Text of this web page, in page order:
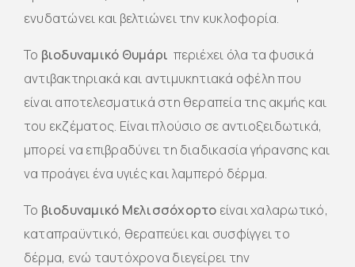
ενυδατώνει και βελτιώνει την κυκλοφορία.
Το βιοδυναμικό Θυμάρι περιέχει όλα τα φυσικά
αντιβακτηριακά και αντιμυκητιακά οφέλη που
είναι αποτελεσματικά στη θεραπεία της ακμής και
του εκζέματος. Είναι πλούσιο σε αντιοξειδωτικά,
μπορεί να επιβραδύνει τη διαδικασία γήρανσης και
να προάγει ένα υγιές και λαμπερό δέρμα.
Το βιοδυναμικό Μελισσόχορτο είναι χαλαρωτικό,
καταπραϋντικό, θεραπεύει και συσφίγγει το
δέρμα, ενώ ταυτόχρονα διεγείρει την